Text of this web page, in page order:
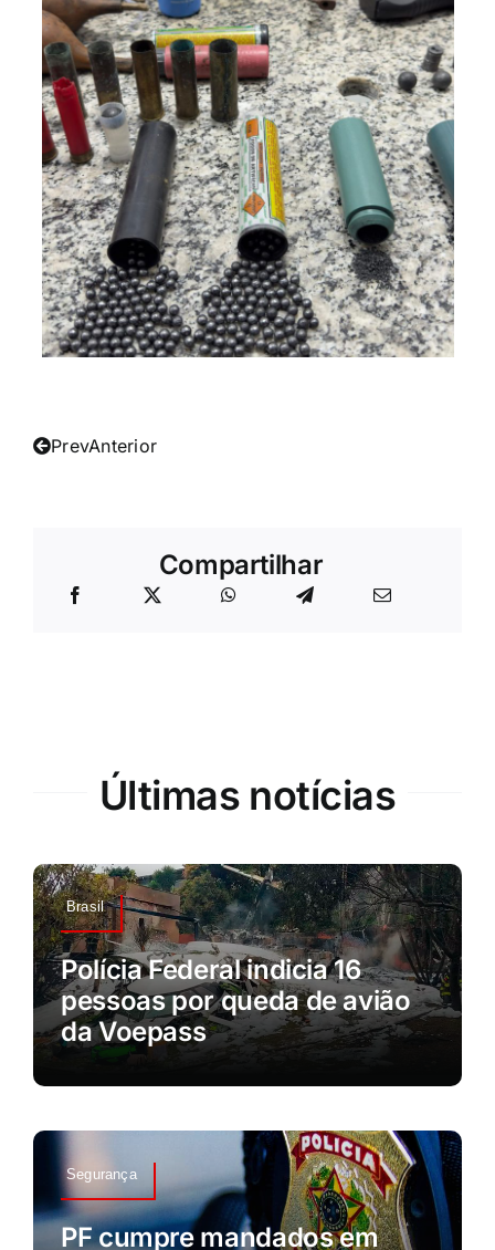
PrevAnterior
Compartilhar
Últimas notícias
Brasil
Polícia Federal indicia 16
pessoas por queda de avião
da Voepass
Segurança
PF cumpre mandados em